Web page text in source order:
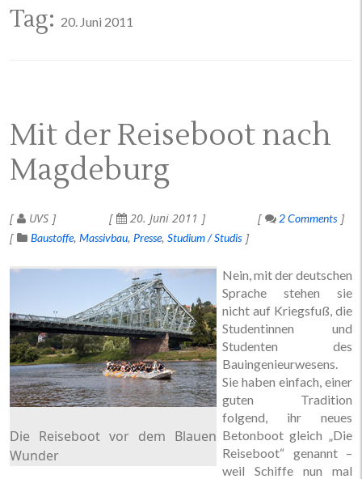
Tag: 20. Juni 2011
Mit der Reiseboot nach
Magdeburg
UVS 20. Juni 2011
2 Comments
Baustoffe Massivbau Presse Studium / Studis
Die Reiseboot vor dem Blauen
Wunder
Nein, mit der deutschen
Sprache stehen sie
nicht auf Kriegsfuß, die
Studentinnen und
Studenten des
Bauingenieurwesens.
Sie haben einfach, einer
guten Tradition
folgend, ihr neues
Betonboot gleich „Die
Reiseboot“ genannt –
weil Schiffe nun mal